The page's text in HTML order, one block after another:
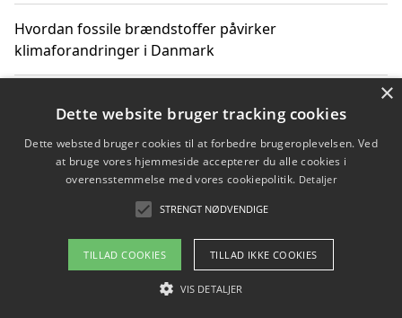
Hvordan fossile brændstoffer påvirker
klimaforandringer i Danmark
klimaændringer
Hvordan citater om fossile brændstoffer kan ændre
Copyright 2026 - Pilanto Aps
Om / kontakt
×
Dette website bruger tracking cookies
Dette websted bruger cookies til at forbedre brugeroplevelsen. Ved
at bruge vores hjemmeside accepterer du alle cookies i
overensstemmelse med vores cookiepolitik. Detaljer
STRENGT NØDVENDIGE
TILLAD COOKIES TILLAD IKKE COOKIES
VIS DETALJER